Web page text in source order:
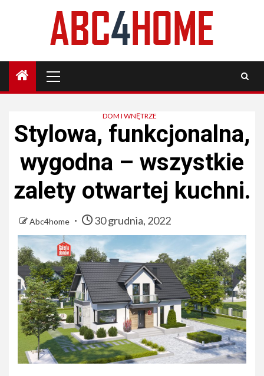
Menu
DOM I WNĘTRZE
Stylowa, funkcjonalna,
wygodna – wszystkie
zalety otwartej kuchni.
Abc4home 30 grudnia, 2022